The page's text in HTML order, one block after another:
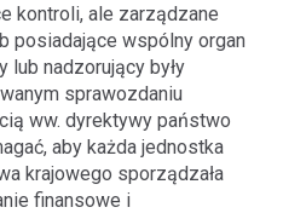
kontroli, ale zarządzane
posiadające wspólny organ
lub nadzorujący były
sprawozdaniu
ww. dyrektywy państwo
aby każda jednostka
krajowego sporządzała
finansowe i